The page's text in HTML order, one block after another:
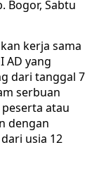
Bogor, Sabtu
kerja sama
AD yang
dari tanggal 7
serbuan
atau
dengan
usia 12